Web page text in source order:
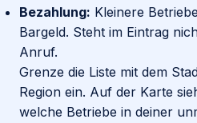
Bezahlung: Kleinere
Bargeld. Steht im Eintrag
Anruf.
Grenze die Liste mit dem
Region ein. Auf der Karte
welche Betriebe in deiner